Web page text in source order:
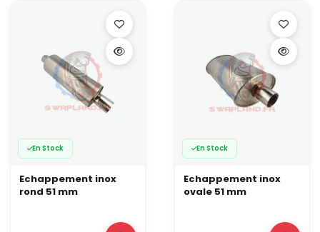
En Stock
Echappement inox
rond 51 mm
En Stock
Echappement inox
ovale 51 mm